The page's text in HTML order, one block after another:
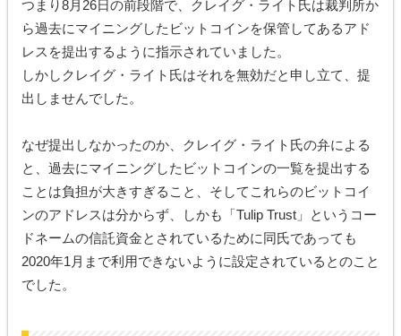
つまり8月26日の前段階で、クレイグ・ライト氏は裁判所か
ら過去にマイニングしたビットコインを保管してあるアド
レスを提出するように指示されていました。
しかしクレイグ・ライト氏はそれを無効だと申し立て、提
出しませんでした。
なぜ提出しなかったのか、クレイグ・ライト氏の弁による
と、過去にマイニングしたビットコインの一覧を提出する
ことは負担が大きすぎること、そしてこれらのビットコイ
ンのアドレスは分からず、しかも「Tulip Trust」というコー
ドネームの信託資金とされているために同氏であっても
2020年1月まで利用できないように設定されているとのこと
でした。